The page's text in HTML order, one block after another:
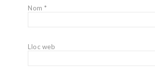
Nom *
Lloc web